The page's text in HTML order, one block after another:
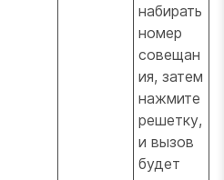
набирать
номер
совещан
ия, затем
нажмите
решетку,
и вызов
будет